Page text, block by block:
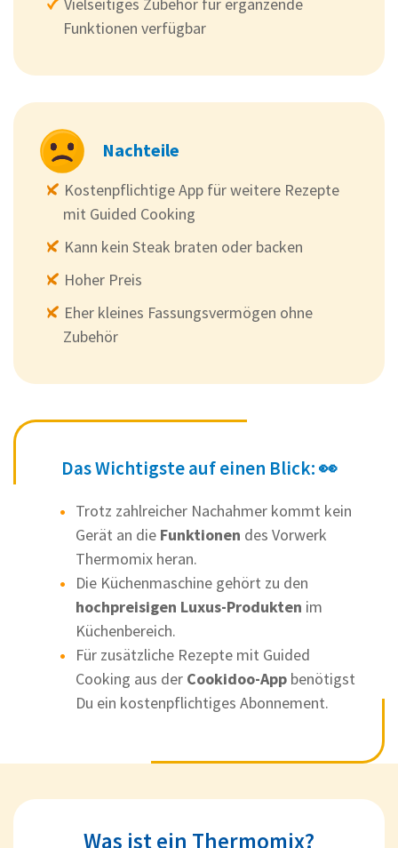
Funktionen verfügbar
Nachteile
Kostenpflichtige App für weitere Rezepte
mit Guided Cooking
Kann kein Steak braten oder backen
Hoher Preis
Eher kleines Fassungsvermögen ohne
Zubehör
Das Wichtigste auf einen Blick: 👀
Trotz zahlreicher Nachahmer kommt kein
Gerät an die Funktionen des Vorwerk
Thermomix heran.
Die Küchenmaschine gehört zu den
hochpreisigen Luxus-Produkten im
Küchenbereich.
Für zusätzliche Rezepte mit Guided
Cooking aus der Cookidoo-App benötigst
Du ein kostenpflichtiges Abonnement.
Was ist ein Thermomix?